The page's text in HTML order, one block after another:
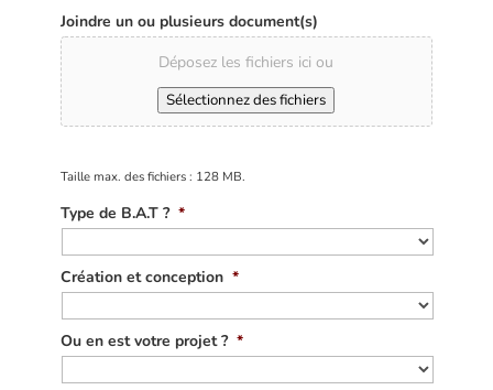
Joindre un ou plusieurs document(s)
Déposez les fichiers ici ou
Sélectionnez des fichiers
Taille max. des fichiers : 128 MB.
Type de B.A.T ? *
Création et conception *
Ou en est votre projet ? *